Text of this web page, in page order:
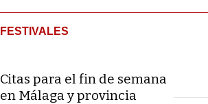
FESTIVALES
Citas para el fin de semana
en Málaga y provincia